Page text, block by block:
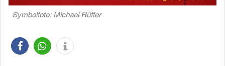
Symbolfoto: Michael Rüffer